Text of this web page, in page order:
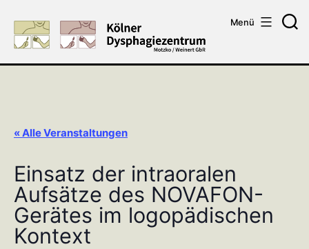
Inhalt
springen
Menü
« Alle Veranstaltungen
Einsatz der intraoralen
Aufsätze des NOVAFON-
Gerätes im logopädischen
Kontext